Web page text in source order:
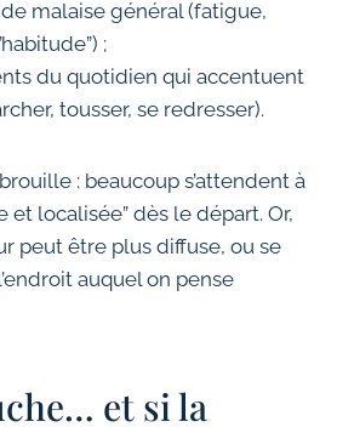
malaise général (fatigue,
;
du quotidien qui accentuent
tousser, se redresser).
: beaucoup s’attendent à
et localisée” dès le départ. Or,
peut être plus diffuse, ou se
auquel on pense
et si la